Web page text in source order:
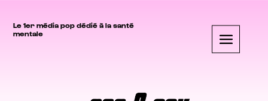
Le 1er média pop dédié à la santé
mentale